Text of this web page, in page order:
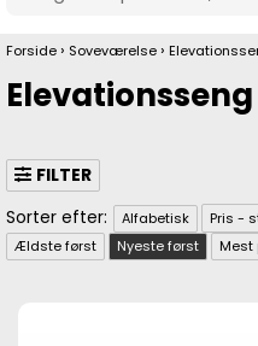
Forside › Soveværelse ›
FILTER
Alfabetisk Pris -
Ældste først
Nyeste først